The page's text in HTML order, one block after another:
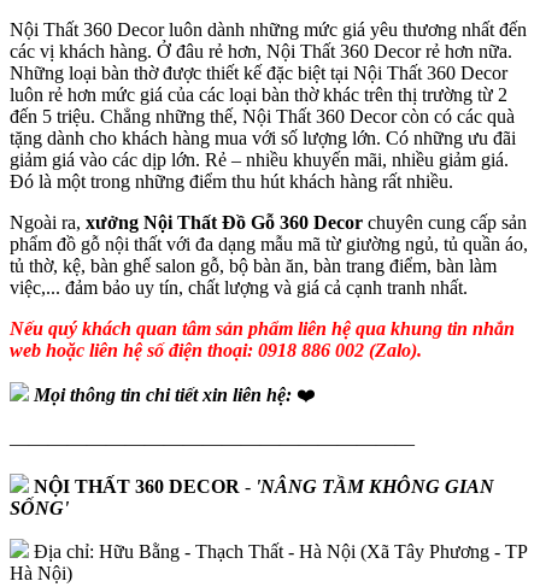
Nội Thất 360 Decor luôn dành những mức giá yêu thương nhất đến
các vị khách hàng. Ở đâu rẻ hơn, Nội Thất 360 Decor rẻ hơn nữa.
Những loại bàn thờ được thiết kế đặc biệt tại Nội Thất 360 Decor
luôn rẻ hơn mức giá của các loại bàn thờ khác trên thị trường từ 2
đến 5 triệu. Chẳng những thế, Nội Thất 360 Decor còn có các quà
tặng dành cho khách hàng mua với số lượng lớn. Có những ưu đãi
giảm giá vào các dịp lớn. Rẻ – nhiều khuyến mãi, nhiều giảm giá.
Đó là một trong những điểm thu hút khách hàng rất nhiều.
Ngoài ra, xưởng Nội Thất Đồ Gỗ 360 Decor chuyên cung cấp sản
phẩm đồ gỗ nội thất với đa dạng mẫu mã từ giường ngủ, tủ quần áo,
tủ thờ, kệ, bàn ghế salon gỗ, bộ bàn ăn, bàn trang điểm, bàn làm
việc,... đảm bảo uy tín, chất lượng và giá cả cạnh tranh nhất.
Nếu quý khách quan tâm sản phẩm liên hệ qua khung tin nhắn
web hoặc liên hệ số điện thoại: 0918 886 002 (Zalo).
Mọi thông tin chi tiết xin liên hệ: ❤️
—————————————————————
NỘI THẤT 360 DECOR - 'NÂNG TẦM KHÔNG GIAN
SỐNG'
Địa chỉ: Hữu Bằng - Thạch Thất - Hà Nội (Xã Tây Phương - TP
Hà Nội)